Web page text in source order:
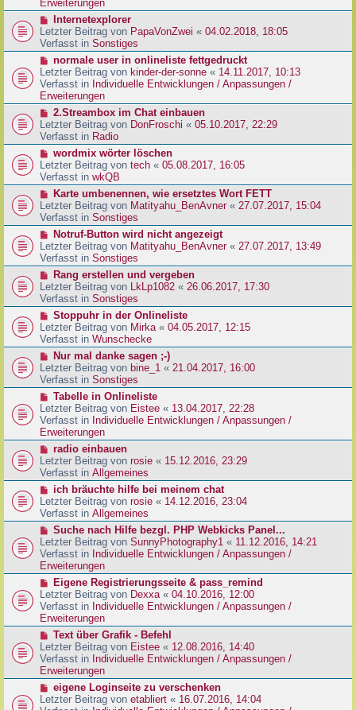
g
i
r
a
g
r
B
e
i
r
a
g
Erweiterungen
N
e
u
e
r
B
e
i
r
a
g
Internetexplorer
Letzter Beitrag von PapaVonZwei « 04.02.2018, 18:05
Verfasst in Sonstiges
N
e
u
e
r
B
e
i
r
a
g
normale user in onlineliste fettgedruckt
Letzter Beitrag von kinder-der-sonne « 14.11.2017, 10:13
Verfasst in Individuelle Entwicklungen / Anpassungen /
Erweiterungen
N
e
u
e
r
B
e
t
r
a
g
2.Streambox im Chat einbauen
Letzter Beitrag von DonFroschi « 05.10.2017, 22:29
Verfasst in Radio
N
e
u
e
r
B
e
t
r
a
g
wordmix wörter löschen
Letzter Beitrag von tech « 05.08.2017, 16:05
Verfasst in wkQB
N
e
u
e
r
B
e
t
r
a
g
Karte umbenennen, wie ersetztes Wort FETT
Letzter Beitrag von Matityahu_BenAvner « 27.07.2017, 15:04
Verfasst in Sonstiges
N
e
u
e
r
B
e
t
r
a
g
Notruf-Button wird nicht angezeigt
Letzter Beitrag von Matityahu_BenAvner« 27.07.2017, 13:49
Verfasst in Sonstiges
N
e
u
e
r
B
e
t
r
a
g
Rang erstellen und vergeben
Letzter Beitrag von LkLp1082 « 26.06.2017, 17:30
Verfasst in Sonstiges
N
e
u
e
r
B
e
t
r
a
g
Stoppuhr in der Onlineliste
Letzter Beitrag von Mirka« 04.05.2017, 12:15
Verfasst in Wunschecke
N
e
u
e
r
B
e
i
r
a
g
Nur mal danke sagen ;-)
Letzter Beitrag von bine_1 « 21.04.2017, 16:00
Verfasst in Sonstiges
N
e
u
e
r
B
e
i
r
a
g
Tabelle in Onlineliste
Letzter Beitrag von Eistee « 13.04.2017, 22:28
Verfasst in Individuelle Entwicklungen / Anpassungen /
Erweiterungen
N
e
u
e
r
B
e
t
r
a
g
radio einbauen
Letzter Beitrag von rosie « 15.12.2016, 23:29
Verfasst in Allgemeines
N
e
u
e
r
B
e
i
r
a
g
ich bräuchte hilfe bei meinem chat
Letzter Beitrag von rosie « 14.12.2016, 23:04
Verfasst in Allgemeines
N
e
u
e
r
B
e
i
t
a
g
Suche nach Hilfe bezgl. PHP Webkicks Panel...
Letzter Beitrag von SunnyPhotography1 « 11.12.2016, 14:21
Verfasst in Individuelle Entwicklungen / Anpassungen /
Erweiterungen
N
e
u
e
r
B
e
i
t
a
Eigene Registrierungsseite & pass_remind
Letzter Beitrag von Dexxa« 04.10.2016, 12:00
Verfasst in Individuelle Entwicklungen / Anpassungen /
Erweiterungen
N
e
u
e
r
B
e
Text über Grafik - Befehl
Letzter Beitrag von Eistee « 12.08.2016, 14:40
Verfasst in Individuelle Entwicklungen / Anpassungen /
Erweiterungen
N
e
eigene Loginseite zu verschenken
Letzter Beitrag von etabliert « 16.07.2016, 14:04